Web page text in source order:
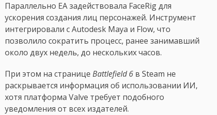
Параллельно EA задействовала FaceRig для
ускорения создания лиц персонажей. Инструмент
интегрировали с Autodesk Maya и Flow, что
позволило сократить процесс, ранее занимавший
около двух недель, до нескольких часов.
При этом на странице Battlefield 6 в Steam не
раскрывается информация об использовании ИИ,
хотя платформа Valve требует подобного
уведомления от всех издателей.